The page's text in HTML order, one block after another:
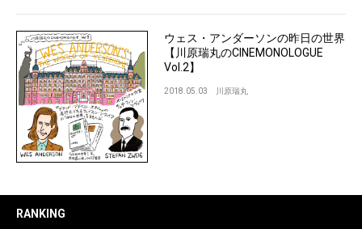
ウェス・アンダーソンの昨日の世界
【川原瑞丸のCINEMONOLOGUE
Vol.2】
2018.05.03 川原瑞丸
RANKING